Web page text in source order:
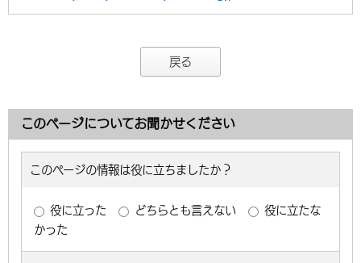
戻る
このページについてお聞かせください